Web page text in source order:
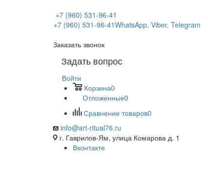
+7 (960) 531-96-41
+7 (960) 531-96-41WhatsApp, Viber, Telegram
Заказать звонок
Задать вопрос
Войти
Корзина0
Отложенные0
Сравнение товаров0
info@art-ritual76.ru
г. Гаврилов-Ям, улица Комарова д. 1
Вконтакте